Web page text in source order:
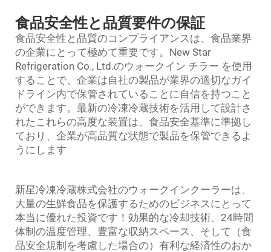
食品安全性と品質要件の保証
食品安全性と品質のコンプライアンスは、食品業界
の企業にとって極めて重要です。New Star
Refrigeration Co., Ltd.のウォークイン チラー を使用
することで、企業は自社の製品が業界の適切なガイ
ドライン内で保管されていることに自信を持つこと
ができます。最新の冷凍冷蔵技術を活用して設計さ
れたこれらの高度な装置は、食品安全基準に準拠し
ており、企業が高品質な状態で製品を保管できるよ
うにします
新星冷凍冷蔵株式会社のウォークインクーラーは、
大量の生鮮食品を保護するためのビジネスにとって
本当に優れた投資です！効果的な冷却技術、24時間
体制の温度管理、豊富な収納スペース、そして（食
品安全規制を考慮した場合の）有利な経済性のおか